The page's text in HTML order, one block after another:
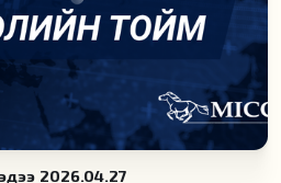
2026.04.27